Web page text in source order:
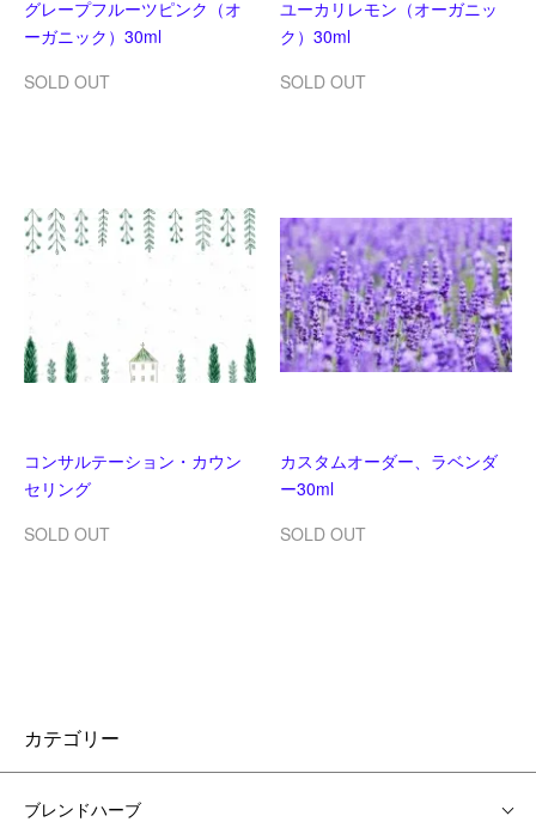
グレープフルーツピンク（オ
ーガニック）30ml
SOLD OUT
ユーカリレモン（オーガニッ
ク）30ml
SOLD OUT
コンサルテーション・カウン
セリング
SOLD OUT
カスタムオーダー、ラベンダ
ー30ml
SOLD OUT
カテゴリー
ブレンドハーブ